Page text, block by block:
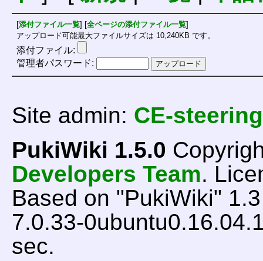
[添付ファイル一覧] [全ページの添付ファイル一覧]
アップロード可能最大ファイルサイズは 10,240KB です。
添付ファイル:
管理者パスワード:
Site admin: CE-steering
PukiWiki 1.5.0
Developers Team.
Based on "PukiWiki"
7.0.33-
sec.